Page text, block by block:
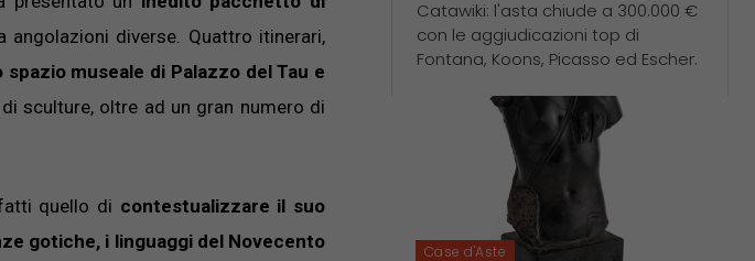
diverse. Quattro itinerari,
museale di Palazzo del Tau e
sculture, oltre ad un gran numero di
quello di contestualizzare il suo
gotiche, i linguaggi del Novecento
Catawiki: l'asta chiude a 300.000 €
con le aggiudicazioni top di
Fontana, Koons, Picasso ed Escher.
Case d'Aste